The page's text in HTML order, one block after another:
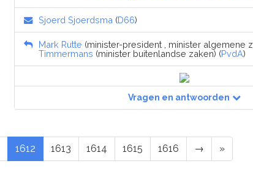
Sjoerd Sjoerdsma (D66)
Mark Rutte (minister-president , minister algemene
Timmermans (minister buitenlandse zaken) (PvdA)
Vragen en antwoorden
1612 1613 1614 1615 1616 → »